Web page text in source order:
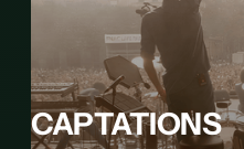
CAPTATIONS